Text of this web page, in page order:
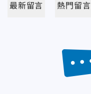
最新留言 熱門留言